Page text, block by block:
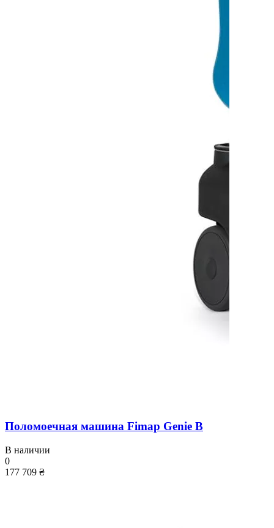
Поломоечная машина Fimap Genie B
В наличии
0
177 709 ₴